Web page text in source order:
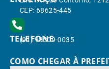
CEP: 68625-445
TELEFONE
(91) 98309-0035
COMO CHEGAR À